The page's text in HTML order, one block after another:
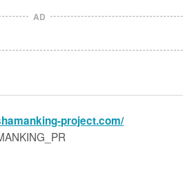
AD
project.com/